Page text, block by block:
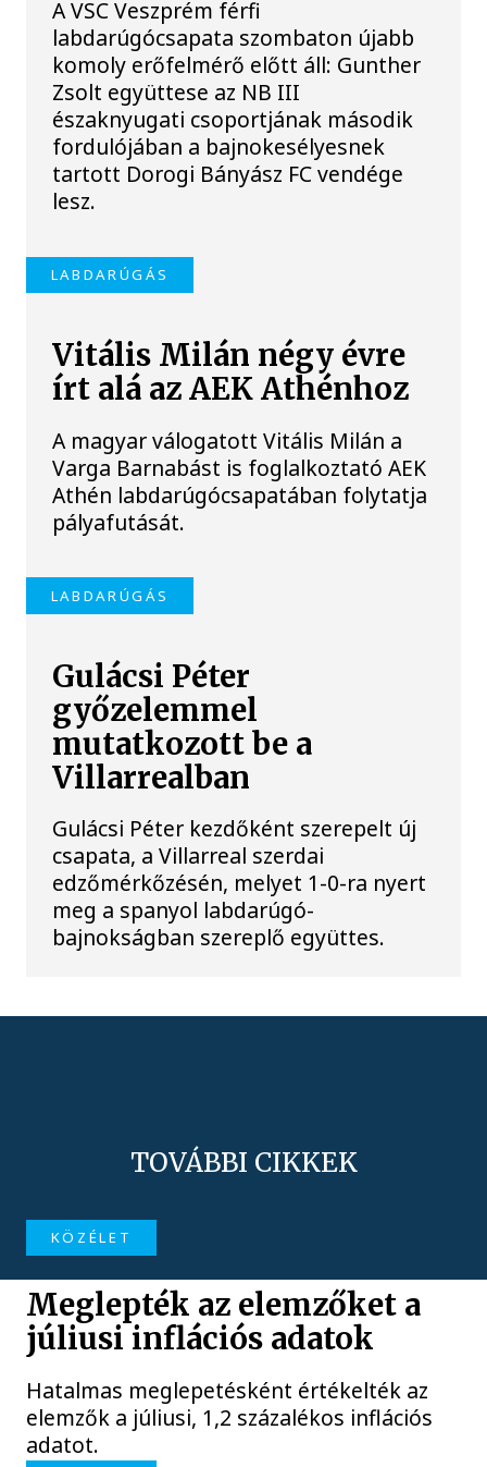
A VSC Veszprém férfi
labdarúgócsapata szombaton újabb
komoly erőfelmérő előtt áll: Gunther
Zsolt együttese az NB III
északnyugati csoportjának második
fordulójában a bajnokesélyesnek
tartott Dorogi Bányász FC vendége
lesz.
LABDARÚGÁS
Vitális Milán négy évre
írt alá az AEK Athénhoz
A magyar válogatott Vitális Milán a
Varga Barnabást is foglalkoztató AEK
Athén labdarúgócsapatában folytatja
pályafutását.
LABDARÚGÁS
Gulácsi Péter
győzelemmel
mutatkozott be a
Villarrealban
Gulácsi Péter kezdőként szerepelt új
csapata, a Villarreal szerdai
edzőmérkőzésén, melyet 1-0-ra nyert
meg a spanyol labdarúgó-
bajnokságban szereplő együttes.
TOVÁBBI CIKKEK
KÖZÉLET
Meglepték az elemzőket a
júliusi inflációs adatok
Hatalmas meglepetésként értékelték az
elemzők a júliusi, 1,2 százalékos inflációs
adatot.